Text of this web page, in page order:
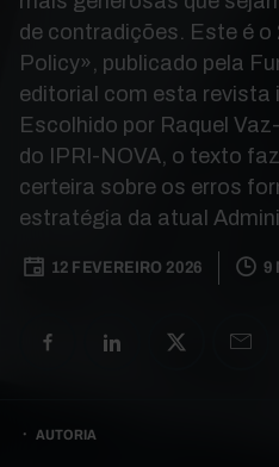
de contradições. Este é
Policy», publicado pela
editorial com esta revista
Escolhido por Raquel
do IPRI-NOVA, o texto
certeira sobre os erros
estratégia da atual
12 FEVEREIRO 2026 9
AUTORIA